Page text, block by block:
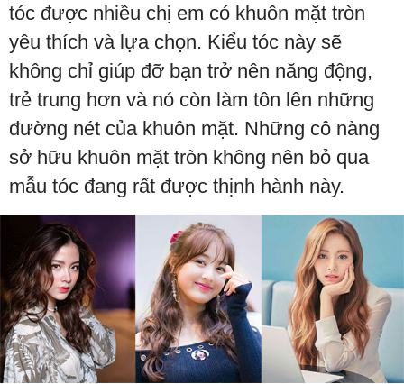
tóc được nhiều chị em có khuôn mặt tròn
yêu thích và lựa chọn. Kiểu tóc này sẽ
không chỉ giúp đỡ bạn trở nên năng động,
trẻ trung hơn và nó còn làm tôn lên những
đường nét của khuôn mặt. Những cô nàng
sở hữu khuôn mặt tròn không nên bỏ qua
mẫu tóc đang rất được thịnh hành này.